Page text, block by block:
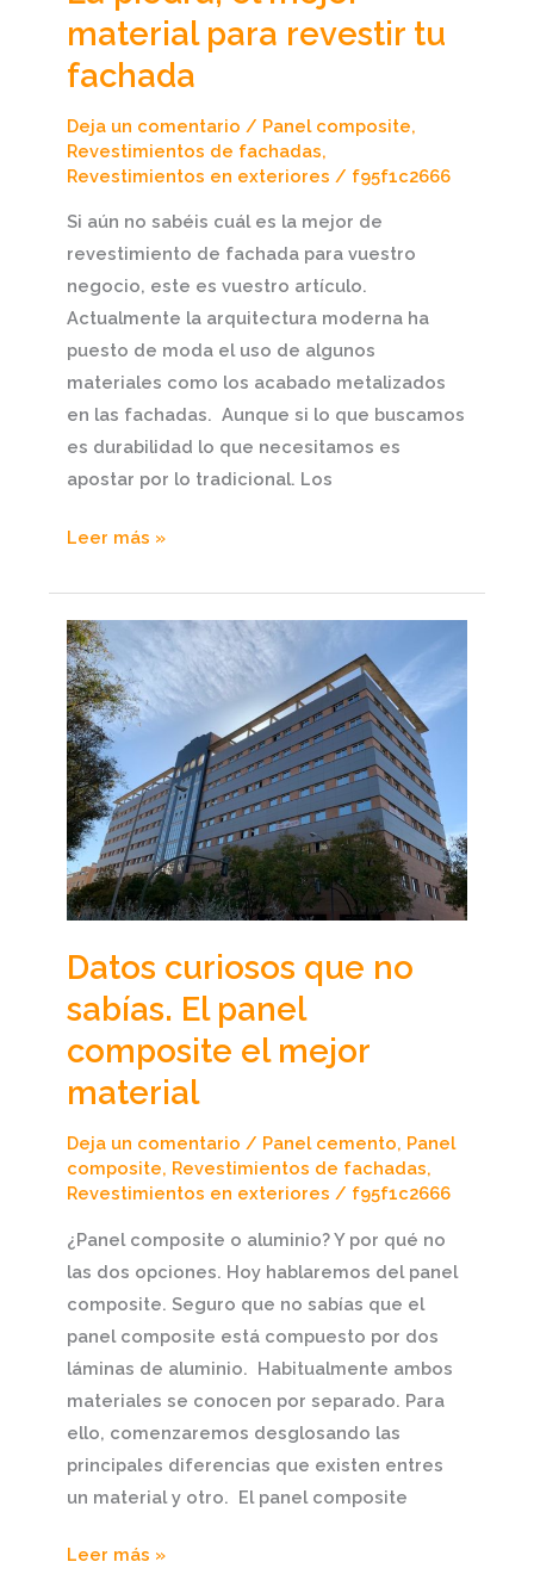
material para revestir tu
fachada
Deja un comentario / Panel composite,
Revestimientos de fachadas,
Revestimientos en exteriores / f95f1c2666
Si aún no sabéis cuál es la mejor de
revestimiento de fachada para vuestro
negocio, este es vuestro artículo.
Actualmente la arquitectura moderna ha
puesto de moda el uso de algunos
materiales como los acabado metalizados
en las fachadas. Aunque si lo que buscamos
es durabilidad lo que necesitamos es
apostar por lo tradicional. Los
Leer más »
Datos curiosos que no
sabías. El panel
composite el mejor
material
Deja un comentario / Panel cemento, Panel
composite, Revestimientos de fachadas,
Revestimientos en exteriores / f95f1c2666
¿Panel composite o aluminio? Y por qué no
las dos opciones. Hoy hablaremos del panel
composite. Seguro que no sabías que el
panel composite está compuesto por dos
láminas de aluminio. Habitualmente ambos
materiales se conocen por separado. Para
ello, comenzaremos desglosando las
principales diferencias que existen entres
un material y otro. El panel composite
Datos
curiosos
que
no
sabías.
El
panel
composite
el
mejor
material
Leer más »